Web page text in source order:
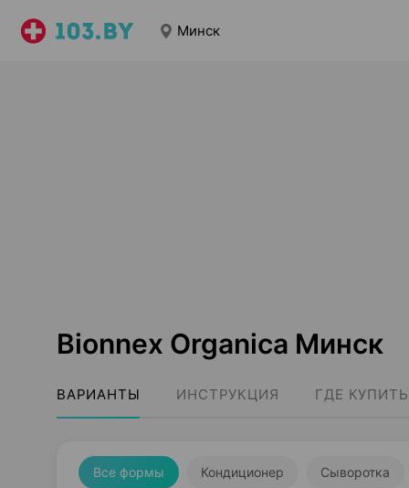
Минск
Bionnex Organica Минск
ВАРИАНТЫ ИНСТРУКЦИЯ ГДЕ КУПИТЬ
Все формы Кондиционер Сыворотка